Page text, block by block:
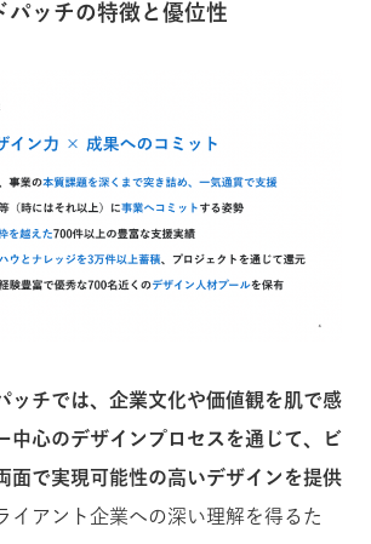
パッチの特徴と優位性
ッチでは、企業文化や価値観を肌で感
中心のデザインプロセスを通じて、ビ
面で実現可能性の高いデザインを提供
イアント企業への深い理解を得るた